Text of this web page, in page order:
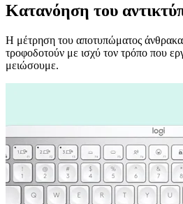
Κατανόηση του
Η μέτρηση του αποτυπώματος άνθρακα
τροφοδοτούν με ισχύ τον τρόπο που
μειώσουμε.